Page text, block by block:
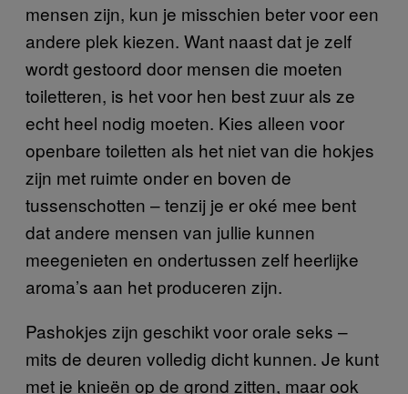
mensen zijn, kun je misschien beter voor een
andere plek kiezen. Want naast dat je zelf
wordt gestoord door mensen die moeten
toiletteren, is het voor hen best zuur als ze
echt heel nodig moeten. Kies alleen voor
openbare toiletten als het niet van die hokjes
zijn met ruimte onder en boven de
tussenschotten – tenzij je er oké mee bent
dat andere mensen van jullie kunnen
meegenieten en ondertussen zelf heerlijke
aroma’s aan het produceren zijn.
Pashokjes zijn geschikt voor orale seks –
mits de deuren volledig dicht kunnen. Je kunt
met je knieën op de grond zitten, maar ook